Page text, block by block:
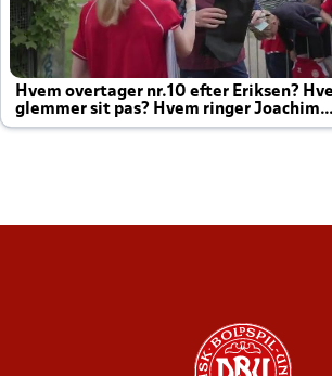
Hvem overtager nr.10 efter Eriksen?
glemmer sit pas? Hvem ringer Joachim
altid til efter kampe?